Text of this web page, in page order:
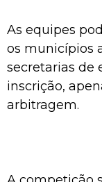
As equipes
os municípios
secretarias de
inscrição,
arbitragem.